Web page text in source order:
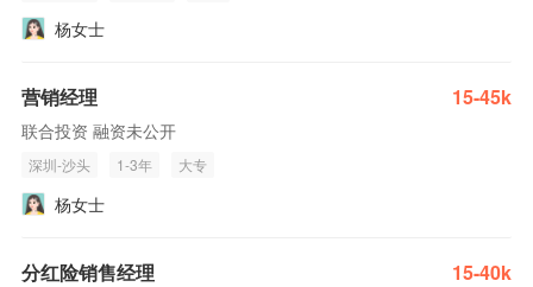
杨女士
营销经理 15-45k
联合投资 融资未公开
深圳-沙头 1-3年 大专
杨女士
分红险销售经理 15-40k